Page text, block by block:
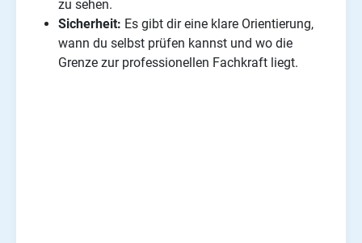
zu sehen.
Sicherheit: Es gibt dir eine klare Orientierung,
wann du selbst prüfen kannst und wo die
Grenze zur professionellen Fachkraft liegt.